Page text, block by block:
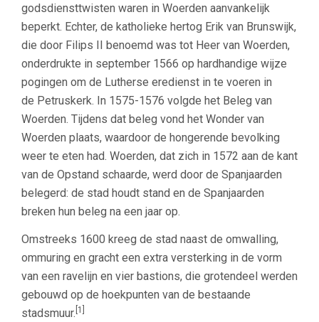
godsdiensttwisten waren in Woerden aanvankelijk
beperkt. Echter, de katholieke hertog Erik van Brunswijk,
die door Filips II benoemd was tot Heer van Woerden,
onderdrukte in september 1566 op hardhandige wijze
pogingen om de Lutherse eredienst in te voeren in
de Petruskerk. In 1575-1576 volgde het Beleg van
Woerden. Tijdens dat beleg vond het Wonder van
Woerden plaats, waardoor de hongerende bevolking
weer te eten had. Woerden, dat zich in 1572 aan de kant
van de Opstand schaarde, werd door de Spanjaarden
belegerd: de stad houdt stand en de Spanjaarden
breken hun beleg na een jaar op.
Omstreeks 1600 kreeg de stad naast de omwalling,
ommuring en gracht een extra versterking in de vorm
van een ravelijn en vier bastions, die grotendeel werden
gebouwd op de hoekpunten van de bestaande
stadsmuur. [1]